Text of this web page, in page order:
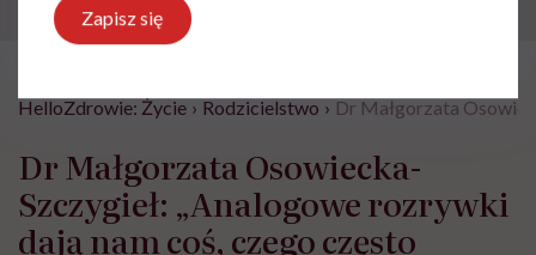
HelloZdrowie: Życie › Rodzicielstwo › Dr Małgorzata
Dr Małgorzata Osowiecka-
Szczygieł: „Analogowe rozrywki
dają nam coś, czego często
Zapisz się